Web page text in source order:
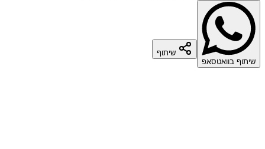
שיתוף בוואטסאפ
שיתוף